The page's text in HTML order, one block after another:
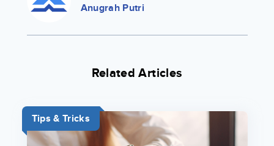
Anugrah Putri
Related Articles
Tips & Tricks